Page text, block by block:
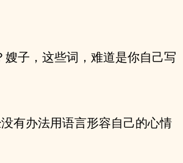
嫂子，这些词，难道是你自己写
有办法用语言形容自己的心情